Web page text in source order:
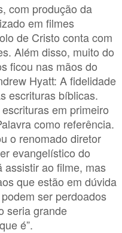
com produção da
em filmes
de Cristo conta com
Além disso, muito do
ficou nas mãos do
Hyatt: A fidelidade
escrituras bíblicas.
em primeiro
como referência.
o renomado diretor
evangelístico do
assistir ao filme, mas
que estão em dúvida
ser perdoados
seria grande
é”.